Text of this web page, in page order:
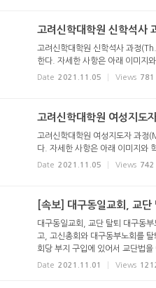
고려신학대학원 신학석사
고려신학대학원 신학석사 과정
한다. 자세한 사항은 아래 이미지
Date 2021.11.05 Views 781
고려신학대학원 여성지도
고려신학대학원 여성지도자 과정
다. 자세한 사항은 아래 이미지와
Date 2021.11.05 Views 742
[속보] 대구동일교회, 교단
대구동일교회, 교단 탈퇴 대구동
고, 고신총회와 대구동부노회를
회당 부지 구입에 있어서 교단법을
Date 2021.11.01 Views